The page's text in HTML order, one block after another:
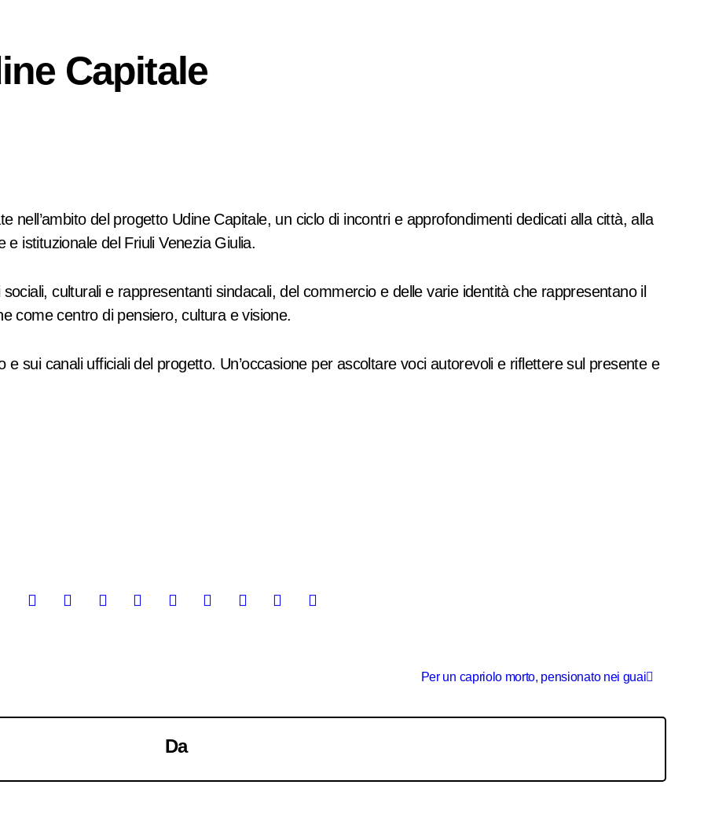
Capitale
nell’ambito del progetto Udine Capitale, un ciclo di incontri e approfondimenti dedicati alla città, alla
istituzionale del Friuli Venezia Giulia.
culturali e rappresentanti sindacali, del commercio e delle varie identità che rappresentano il
come centro di pensiero, cultura e visione.
sui canali ufficiali del progetto. Un’occasione per ascoltare voci autorevoli e riflettere sul presente e
Per un capriolo morto, pensionato nei guai
Da